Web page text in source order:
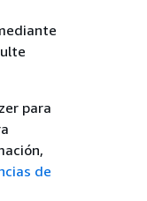
para
de